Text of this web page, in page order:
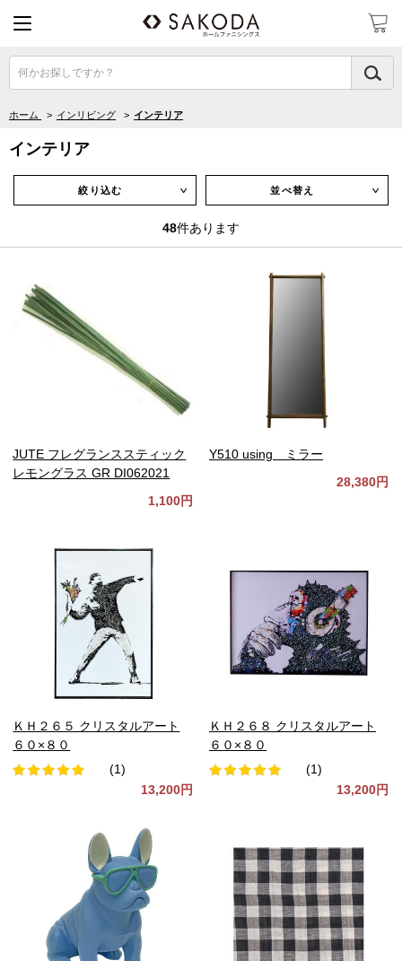
何かお探しですか？
ホーム > インリビング > インテリア
インテリア
絞り込む ∨ 並べ替え ∨
48件あります
JUTE フレグランススティック
レモングラス GR DI062021
1,100円
Y510 using ミラー
28,380円
ＫＨ２６５ クリスタルアート
６０×８０
(1)
13,200円
ＫＨ２６８ クリスタルアート
６０×８０
(1)
13,200円